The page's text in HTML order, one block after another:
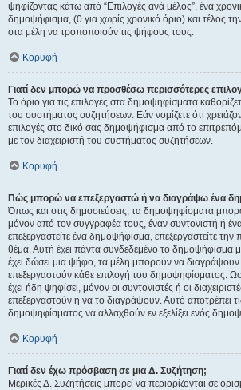
ψηφίζοντας κάτω από “Επιλογές ανά μέλος”, ένα
δημοψήφισμα, (0 για χωρίς χρονικό όριο) και τέλος
στα μέλη να τροποποιούν τις ψήφους τους.
Κορυφή
Γιατί δεν μπορώ να προσθέσω περισσότερες
Το όριο για τις επιλογές στα δημοψηφίσματα
του συστήματος συζητήσεων. Εάν νομίζετε ότι
επιλογές στο δικό σας δημοψήφισμα από το
με τον διαχειριστή του συστήματος συζητήσεων.
Κορυφή
Πώς μπορώ να επεξεργαστώ ή να διαγράψω ένα
Όπως και στις δημοσιεύσεις, τα δημοψηφίσματα
μόνον από τον συγγραφέα τους, έναν συντονιστή ή
επεξεργαστείτε ένα δημοψήφισμα, επεξεργαστείτε
θέμα. Αυτή έχει πάντα συνδεδεμένο το δημοψήφισμα
έχει δώσει μια ψήφο, τα μέλη μπορούν να
επεξεργαστούν κάθε επιλογή του δημοψηφίσματος.
έχει ήδη ψηφίσει, μόνον οι συντονιστές ή οι
επεξεργαστούν ή να το διαγράψουν. Αυτό αποτρέπει
δημοψηφίσματος να αλλαχθούν εν εξελίξει ενός
Κορυφή
Γιατί δεν έχω πρόσβαση σε μια Δ. Συζήτηση;
Μερικές Δ. Συζητήσεις μπορεί να περιορίζονται σε